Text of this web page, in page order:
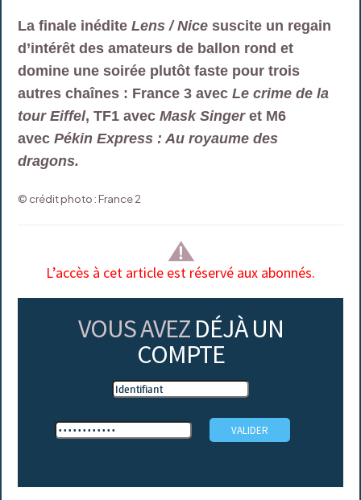
La finale inéditeLens / Nice suscite un regain
d’intérêt des amateurs de ballon rond et
domine une soirée plutôt faste pour trois
autres chaînes : France 3 avecLe crime de la
tour Eiffel, TF1 avecMask Singeret M6
avecPékin Express : Au royaume des
dragons.
© crédit photo : France 2
L’accès à cet article est réservé aux abonnés.
VOUS AVEZ DÉJÀ UN
COMPTE